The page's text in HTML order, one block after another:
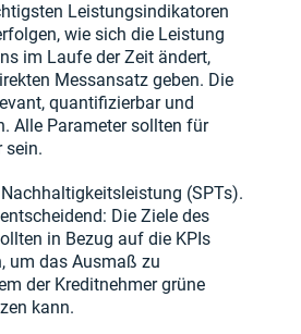
Leistungsindikatoren
wie sich die Leistung
im Laufe der Zeit ändert,
Messansatz geben. Die
quantifizierbar und
Alle Parameter sollten für
sein.
(SPTs).
Die Ziele des
in Bezug auf die KPIs
um das Ausmaß zu
der Kreditnehmer grüne
kann.